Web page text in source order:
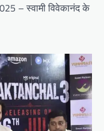
– स्वामी विवेकानंद के